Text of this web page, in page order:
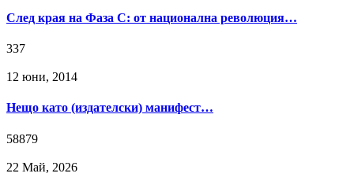
След края на Фаза C: от национална революция…
337
12 юни, 2014
Нещо като (издателски) манифест…
58879
22 Май, 2026